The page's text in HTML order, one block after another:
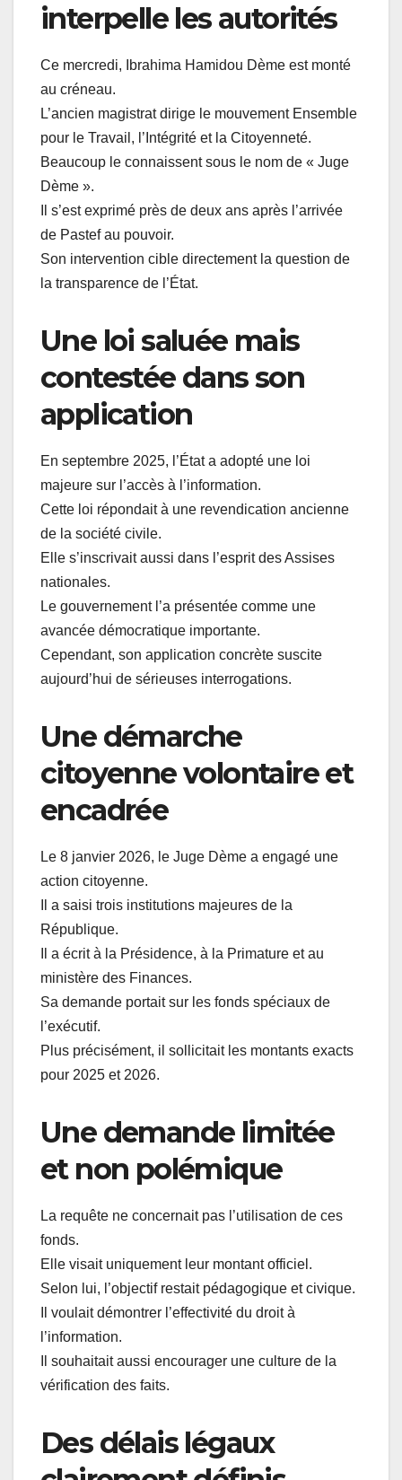
interpelle les autorités
Ce mercredi, Ibrahima Hamidou Dème est monté
au créneau.
L’ancien magistrat dirige le mouvement Ensemble
pour le Travail, l’Intégrité et la Citoyenneté.
Beaucoup le connaissent sous le nom de « Juge
Dème ».
Il s’est exprimé près de deux ans après l’arrivée
de Pastef au pouvoir.
Son intervention cible directement la question de
la transparence de l’État.
Une loi saluée mais
contestée dans son
application
En septembre 2025, l’État a adopté une loi
majeure sur l’accès à l’information.
Cette loi répondait à une revendication ancienne
de la société civile.
Elle s’inscrivait aussi dans l’esprit des Assises
nationales.
Le gouvernement l’a présentée comme une
avancée démocratique importante.
Cependant, son application concrète suscite
aujourd’hui de sérieuses interrogations.
Une démarche
citoyenne volontaire et
encadrée
Le 8 janvier 2026, le Juge Dème a engagé une
action citoyenne.
Il a saisi trois institutions majeures de la
République.
Il a écrit à la Présidence, à la Primature et au
ministère des Finances.
Sa demande portait sur les fonds spéciaux de
l’exécutif.
Plus précisément, il sollicitait les montants exacts
pour 2025 et 2026.
Une demande limitée
et non polémique
La requête ne concernait pas l’utilisation de ces
fonds.
Elle visait uniquement leur montant officiel.
Selon lui, l’objectif restait pédagogique et civique.
Il voulait démontrer l’effectivité du droit à
l’information.
Il souhaitait aussi encourager une culture de la
vérification des faits.
Des délais légaux